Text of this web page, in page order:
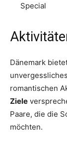
Special
Dänemark
romantischen
Ziele
Paare, die die
möchten.